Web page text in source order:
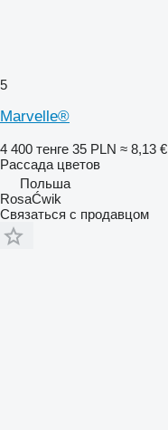
5
Marvelle®
4 400 тенге 35 PLN ≈ 8,13 €
Рассада цветов
Польша
RosaĆwik
Связаться с продавцом